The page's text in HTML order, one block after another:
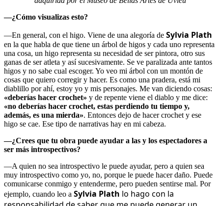
—¿Cómo visualizas esto?
—En general, con el higo. Viene de una alegoría de Sylvia Plath
en la que habla de que tiene un árbol de higos y cada uno representa
una cosa, un higo representa su necesidad de ser pintora, otro sus
ganas de ser atleta y así sucesivamente. Se ve paralizada ante tantos
higos y no sabe cual escoger. Yo veo mi árbol con un montón de
cosas que quiero corregir y hacer. Es como una pradera, está mi
diablillo por ahí, estoy yo y mis personajes. Me van diciendo cosas:
«deberías hacer crochet» y de repente viene el diablo y me dice:
«no deberías hacer crochet, estas perdiendo tu tiempo y,
además, es una mierda». Entonces dejo de hacer crochet y ese
higo se cae. Ese tipo de narrativas hay en mi cabeza.
—¿Crees que tu obra puede ayudar a las y los espectadores a
ser más introspectivos?
—A quien no sea introspectivo le puede ayudar, pero a quien sea
muy introspectivo como yo, no, porque le puede hacer daño. Puede
comunicarse conmigo y entenderme, pero pueden sentirse mal. Por
ejemplo, cuando leo a Sylvia Plath lo hago con la